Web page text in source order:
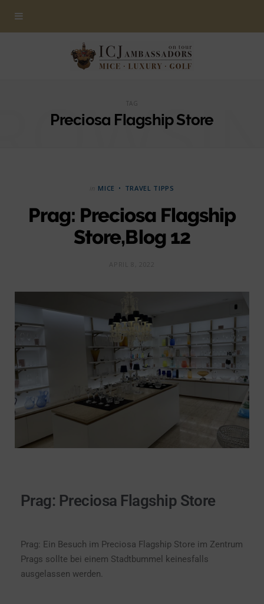
TAG
Preciosa Flagship Store
MICE TRAVEL TIPPS
Prag: Preciosa Flagship
Store,Blog 12
Prag: Preciosa Flagship Store
Prag: Ein Besuch im Preciosa Flagship Store im Zentrum
Prags sollte bei einem Stadtbummel keinesfalls
ausgelassen werden.